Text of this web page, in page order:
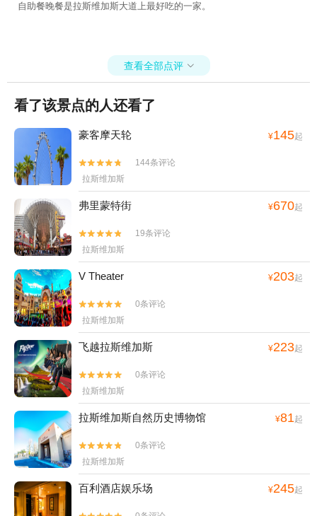
自助餐晚餐是拉斯维加斯大道上最好吃的一家。
查看全部点评 
看了该景点的人还看了
豪客摩天轮 ¥145起


144条评论
拉斯维加斯
弗里蒙特街 ¥670起


19条评论
拉斯维加斯
V Theater ¥203起


0条评论
拉斯维加斯
飞越拉斯维加斯 ¥223起


0条评论
拉斯维加斯
拉斯维加斯自然历史博物馆 ¥81起


0条评论
拉斯维加斯
百利酒店娱乐场 ¥245起